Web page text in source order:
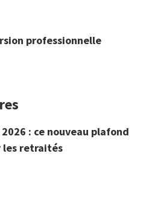
professionnelle
: ce nouveau plafond
les retraités